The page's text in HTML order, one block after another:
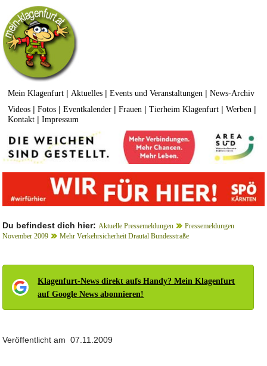
Mein Klagenfurt | Aktuelles |Events und Veranstaltungen |News-Archiv
Videos |Fotos |Eventkalender |Frauen |Tierheim Klagenfurt |Werben |
Kontakt |Impressum
Du befindest dich hier: Aktuelle Pressemeldungen
Pressemeldungen
November 2009
Mehr Verkehrsicherheit Drautal Bundesstraße
Klagenfurt-News direkt aufs Handy? Mein Klagenfurt
auf Google News abonnieren!
Veröffentlicht am 07.11.2009